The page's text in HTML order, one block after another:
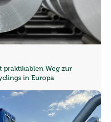
praktikablen Weg zur
in Europa